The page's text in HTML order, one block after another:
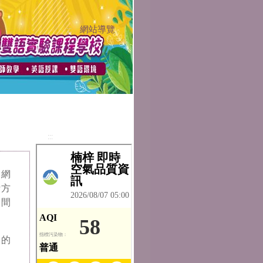
::: 網站導覽
:::